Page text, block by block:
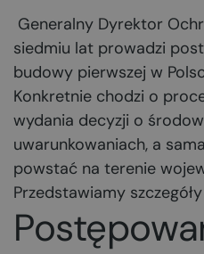
Generalny Dyrektor
siedmiu lat prowadzi
budowy pierwszej w
Konkretnie chodzi o
wydania decyzji o
uwarunkowaniach, a
powstać na terenie
Przedstawiamy szczegóły